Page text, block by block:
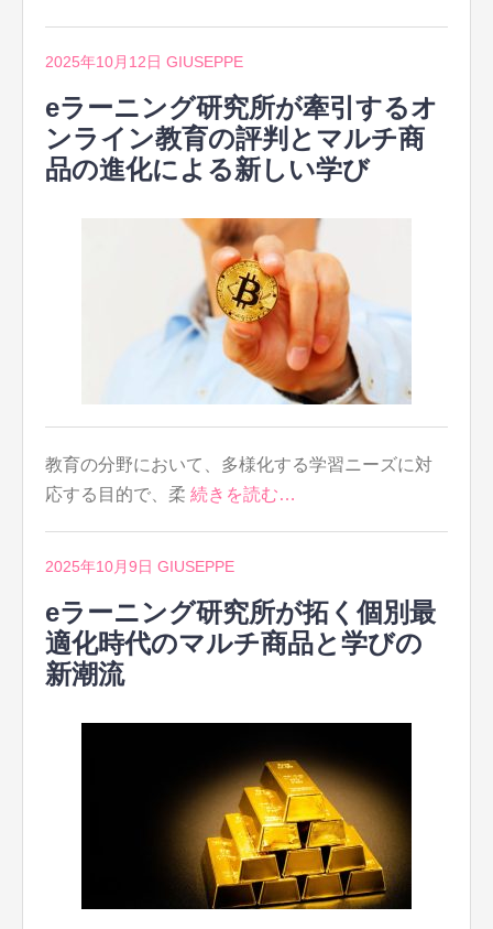
2025年10月12日 GIUSEPPE
eラーニング研究所が牽引するオ
ンライン教育の評判とマルチ商
品の進化による新しい学び
教育の分野において、多様化する学習ニーズに対
応する目的で、柔 続きを読む…
2025年10月9日 GIUSEPPE
eラーニング研究所が拓く個別最
適化時代のマルチ商品と学びの
新潮流